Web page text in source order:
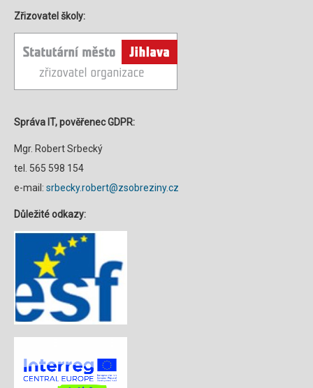
Zřizovatel školy:
Správa IT, pověřenec GDPR:
Mgr. Robert Srbecký
tel. 565 598 154
e-mail: srbecky.robert@zsobreziny.cz
Důležité odkazy: